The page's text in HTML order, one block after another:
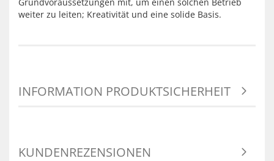
weiter zu leiten; Kreativität und eine solide Basis.
INFORMATION PRODUKTSICHERHEIT
KUNDENREZENSIONEN